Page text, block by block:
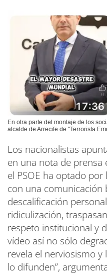
En otra parte del montaje de los
alcalde de Arrecife de "Terrorista
Los nacionalistas
en una nota de prensa
el PSOE ha optado
con una comunicación
descalificación
ridiculización,
respeto institucional y
vídeo así no sólo
revela el nerviosismo y
lo difunden”,